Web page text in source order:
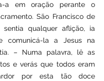
a em oração perante o
São Francisco de
sentia qualquer aflição, ia
comunicá-la a Jesus na
– Numa palavra, lê as
e verás que todos eram
por esta tão doce